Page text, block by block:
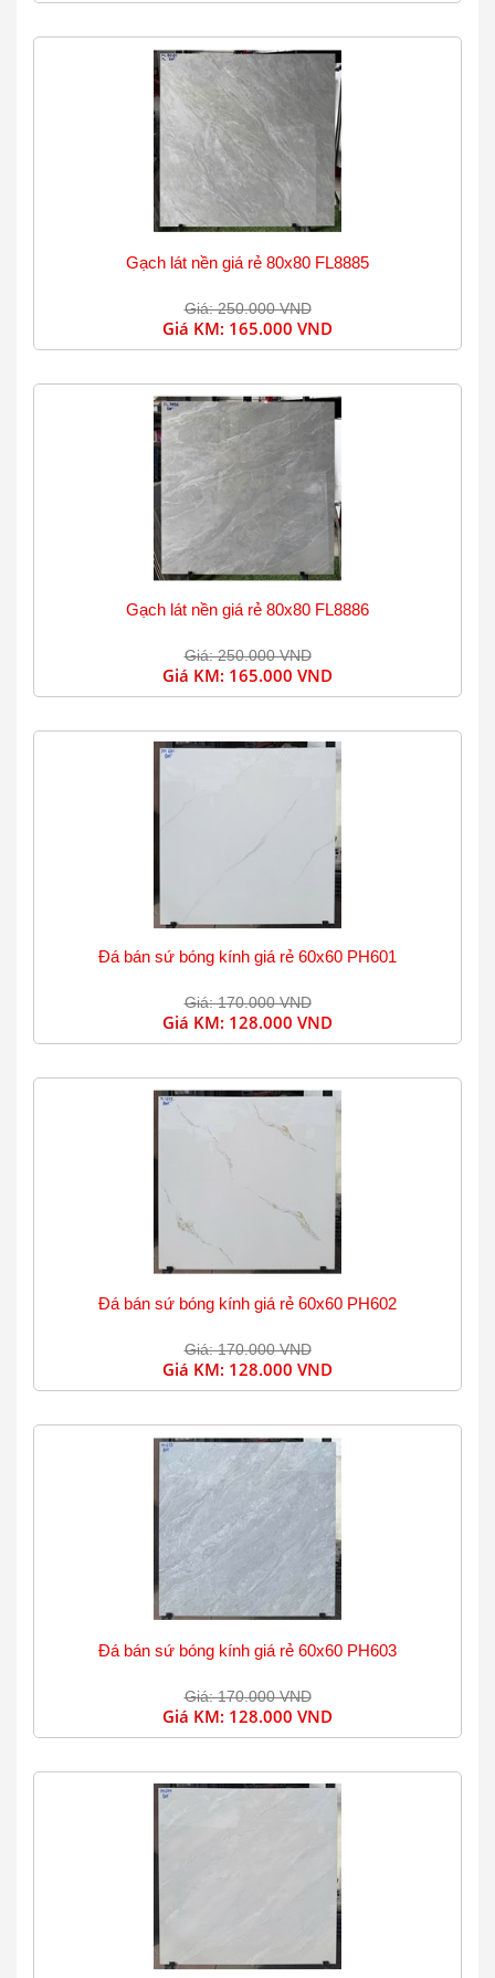
Gạch lát nền giá rẻ 80x80 FL8885
Giá: 250.000 VND
Giá KM: 165.000 VND
Gạch lát nền giá rẻ 80x80 FL8886
Giá: 250.000 VND
Giá KM: 165.000 VND
Đá bán sứ bóng kính giá rẻ 60x60 PH601
Giá: 170.000 VND
Giá KM: 128.000 VND
Đá bán sứ bóng kính giá rẻ 60x60 PH602
Giá: 170.000 VND
Giá KM: 128.000 VND
Đá bán sứ bóng kính giá rẻ 60x60 PH603
Giá: 170.000 VND
Giá KM: 128.000 VND